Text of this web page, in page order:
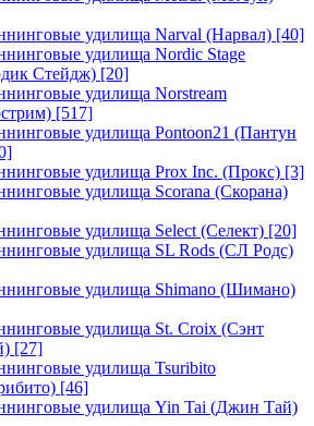
удилища Narval (Нарвал) [40]
удилища Nordic Stage
Стейдж) [20]
удилища Norstream
[517]
удилища Pontoon21 (Пантун
удилища Prox Inc. (Прокс) [3]
удилища Scorana (Скорана)
удилища Select (Селект) [20]
удилища SL Rods (СЛ Родс)
удилища Shimano (Шимано)
удилища St. Croix (Сэнт
[27]
удилища Tsuribito
[46]
удилища Yin Tai (Джин Тай)